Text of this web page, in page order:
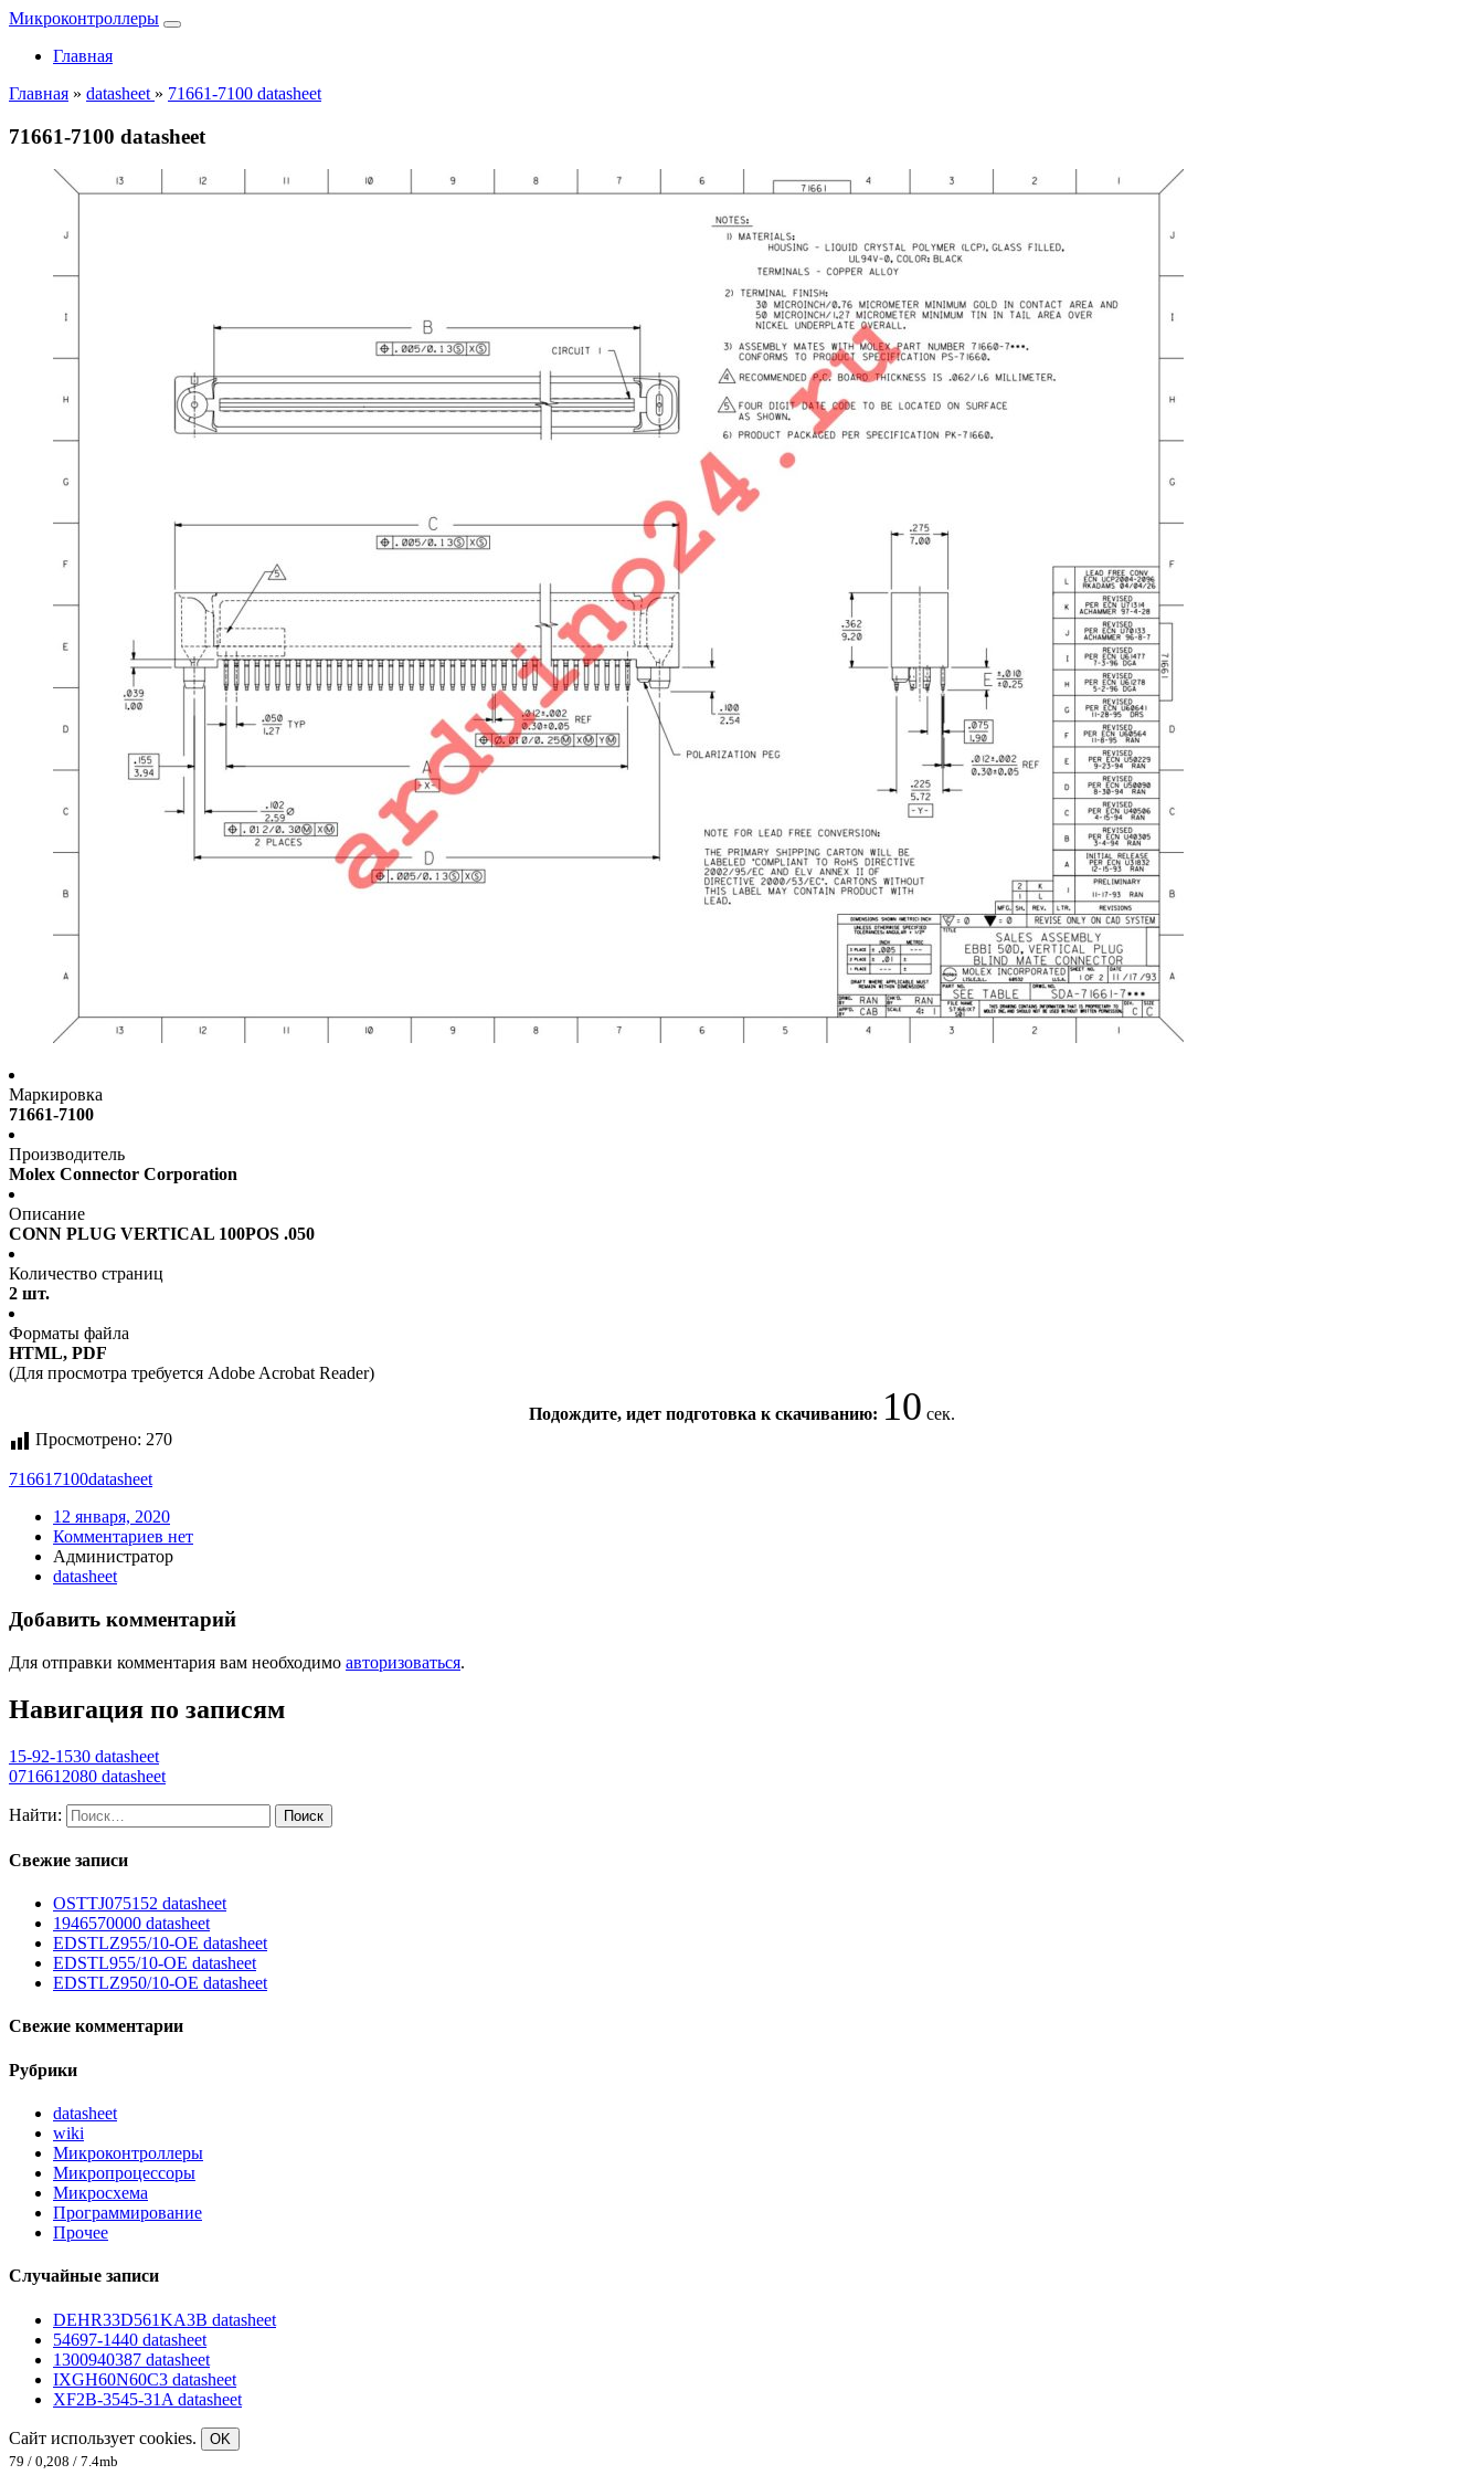
Микроконтроллеры
Главная
Главная » datasheet » 71661-7100 datasheet
71661-7100 datasheet
Маркировка
71661-7100
Производитель
Molex Connector Corporation
Описание
CONN PLUG VERTICAL 100POS .050
Количество страниц
2 шт.
Форматы файла
HTML, PDF
(Для просмотра требуется Adobe Acrobat Reader)
Подождите, идет подготовка к скачиванию: 10 сек.
Просмотрено: 270
716617100datasheet
12 января, 2020
Комментариев нет
Администратор
datasheet
Добавить комментарий
Для отправки комментария вам необходимо авторизоваться.
Навигация по записям
15-92-1530 datasheet
0716612080 datasheet
Найти:
Свежие записи
OSTTJ075152 datasheet
1946570000 datasheet
EDSTLZ955/10-OE datasheet
EDSTL955/10-OE datasheet
EDSTLZ950/10-OE datasheet
Свежие комментарии
Рубрики
datasheet
wiki
Микроконтроллеры
Микропроцессоры
Микросхема
Программирование
Прочее
Случайные записи
DEHR33D561KA3B datasheet
54697-1440 datasheet
1300940387 datasheet
IXGH60N60C3 datasheet
XF2B-3545-31A datasheet
Сайт использует cookies.
OK
79 / 0,208 / 7.4mb